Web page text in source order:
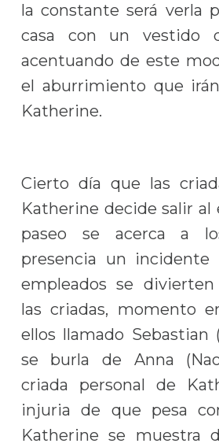
la constante será verla
casa con un vestido
acentuando de este
el aburrimiento que
Katherine.
Cierto día que las
Katherine decide salir al
paseo se acerca a
presencia un
empleados se
las criadas, momento
ellos llamado Sebastian
se burla de Anna
criada personal de
injuria de que pesa
Katherine se muestra